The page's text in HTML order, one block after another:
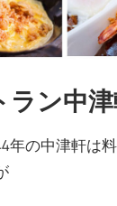
ラン中
年の中津軒は